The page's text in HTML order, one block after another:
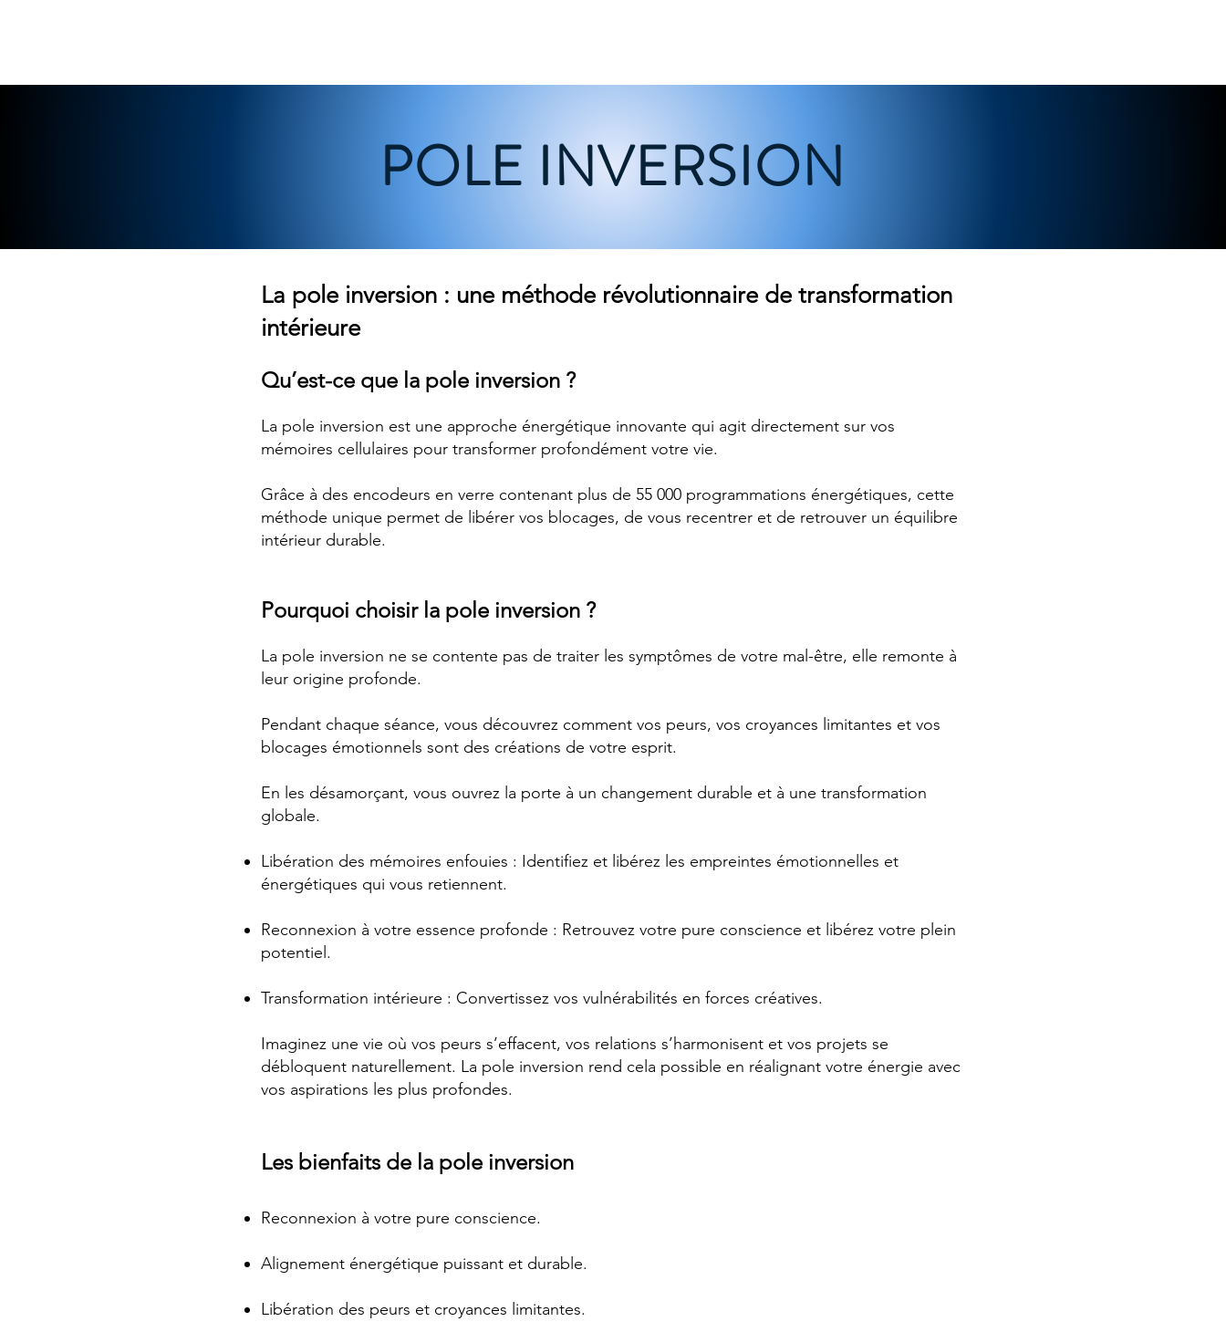
POLE INVERSION
La pole inversion : une méthode révolutionnaire de transformation
intérieure
Qu’est-ce que la pole inversion ?
La pole inversion est une approche énergétique innovante qui agit directement sur vos
mémoires cellulaires pour transformer profondément votre vie.
Grâce à des encodeurs en verre contenant plus de 55 000 programmations énergétiques, cette
méthode unique permet de libérer vos blocages, de vous recentrer et de retrouver un équilibre
intérieur durable.
Pourquoi choisir la pole inversion ?
La pole inversion ne se contente pas de traiter les symptômes de votre mal-être, elle remonte à
leur origine profonde.
Pendant chaque séance, vous découvrez comment vos peurs, vos croyances limitantes et vos
blocages émotionnels sont des créations de votre esprit.
En les désamorçant, vous ouvrez la porte à un changement durable et à une transformation
globale.
Libération des mémoires enfouies : Identifiez et libérez les empreintes émotionnelles et
énergétiques qui vous retiennent.
Reconnexion à votre essence profonde : Retrouvez votre pure conscience et libérez votre plein
potentiel.
Transformation intérieure : Convertissez vos vulnérabilités en forces créatives.
Imaginez une vie où vos peurs s’effacent, vos relations s’harmonisent et vos projets se
débloquent naturellement. La pole inversion rend cela possible en réalignant votre énergie avec
vos aspirations les plus profondes.
Les bienfaits de la pole inversion
Reconnexion à votre pure conscience.
Alignement énergétique puissant et durable.
Libération des peurs et croyances limitantes.